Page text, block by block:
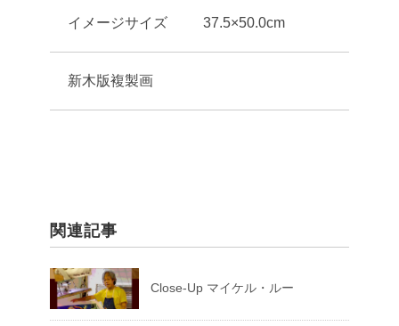
イメージサイズ 37.5×50.0cm
新木版複製画
関連記事
Close-Up マイケル・ルー